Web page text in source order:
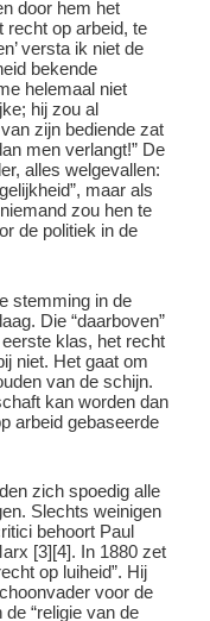
door hem het
recht op arbeid, te
versta ik niet de
bekende
helemaal niet
hij zou al
zijn bediende zat
men verlangt!” De
alles welgevallen:
maar als
zou hen te
de politiek in de
stemming in de
Die “daarboven”
klas, het recht
niet. Het gaat om
van de schijn.
kan worden dan
arbeid gebaseerde
zich spoedig alle
Slechts weinigen
behoort Paul
[3][4]. In 1880 zet
op luiheid”. Hij
voor de
“religie van de